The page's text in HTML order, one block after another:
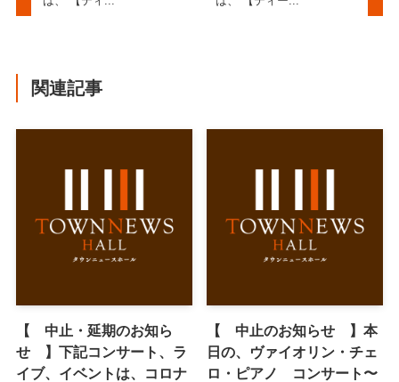
関連記事
【 中止・延期のお知ら
せ 】下記コンサート、ラ
イブ、イベントは、コロナ
【 中止のお知らせ 】本
日の、ヴァイオリン・チェ
ロ・ピアノ コンサート〜